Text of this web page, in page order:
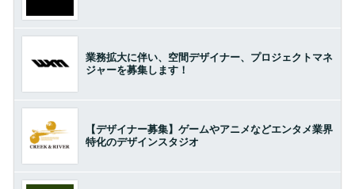
業務拡大に伴い、空間デザイナー、プロジェクトマネ
ジャーを募集します！
【デザイナー募集】ゲームやアニメなどエンタメ業界
特化のデザインスタジオ